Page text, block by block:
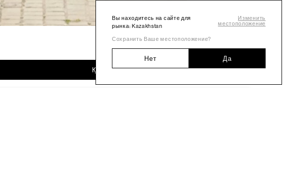
Вы находитесь на сайте для
рынка: Kazakhstan
Изменить
местоположение
Сохранить Ваше местоположение?
Нет Да